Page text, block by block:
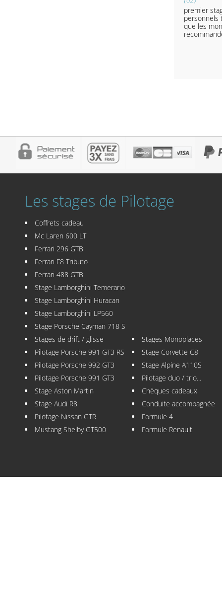
premier
personnels
que les
Les stages de Pilotage
Coffrets cadeau
Mc Laren 600 LT
Ferrari 296 GTB
Ferrari F8 Tributo
Ferrari 488 GTB
Stage Lamborghini Temerario
Stage Lamborghini Huracan
Stage Lamborghini LP560
Stage Porsche Cayman 718 S
Stages de drift / glisse
Pilotage Porsche 991 GT3 RS
Pilotage Porsche 992 GT3
Pilotage Porsche 991 GT3
Stage Aston Martin
Stage Audi R8
Pilotage Nissan GTR
Mustang Shelby GT500
Stages Monoplaces
Stage Corvette C8
Stage Alpine A110S
Pilotage duo / trio...
Chèques cadeaux
Conduite accompagnée
Formule 4
Formule Renault